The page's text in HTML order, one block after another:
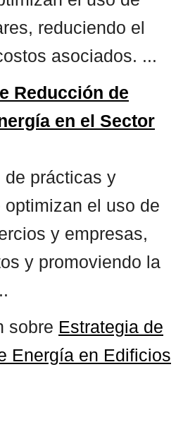
reduciendo el
asociados. ...
Reducción de
en el Sector
de prácticas y
el uso de
y empresas,
y promoviendo la
sobre Estrategia de
Energía en Edificios